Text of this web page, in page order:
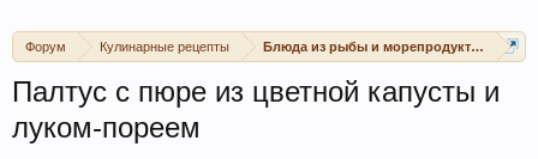
Форум Кулинарные рецепты Блюда из рыбы и морепродуктов
Палтус с пюре из цветной капусты и
луком-пореем